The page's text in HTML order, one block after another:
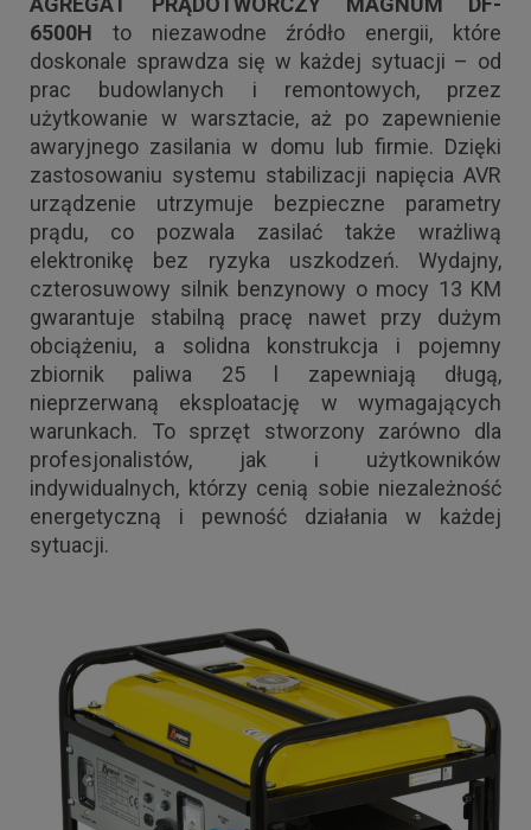
6500H to niezawodne źródło energii, które
doskonale sprawdza się w każdej sytuacji – od
prac budowlanych i remontowych, przez
użytkowanie w warsztacie, aż po zapewnienie
awaryjnego zasilania w domu lub firmie. Dzięki
zastosowaniu systemu stabilizacji napięcia AVR
urządzenie utrzymuje bezpieczne parametry
prądu, co pozwala zasilać także wrażliwą
elektronikę bez ryzyka uszkodzeń. Wydajny,
czterosuwowy silnik benzynowy o mocy 13 KM
gwarantuje stabilną pracę nawet przy dużym
obciążeniu, a solidna konstrukcja i pojemny
zbiornik paliwa 25 l zapewniają długą,
nieprzerwaną eksploatację w wymagających
warunkach. To sprzęt stworzony zarówno dla
profesjonalistów, jak i użytkowników
indywidualnych, którzy cenią sobie niezależność
energetyczną i pewność działania w każdej
sytuacji.